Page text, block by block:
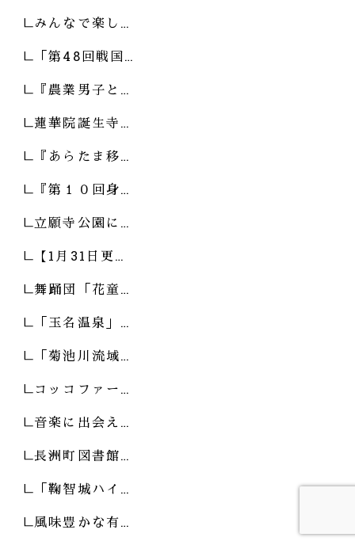
みんなで楽し…
「第48回戦国…
『農業男子と…
蓮華院誕生寺…
『あらたま移…
『第１０回身…
立願寺公園に…
【1月31日更…
舞踊団「花童…
「玉名温泉」…
「菊池川流域…
コッコファー…
音楽に出会え…
長洲町図書館…
「鞠智城ハイ…
風味豊かな有…